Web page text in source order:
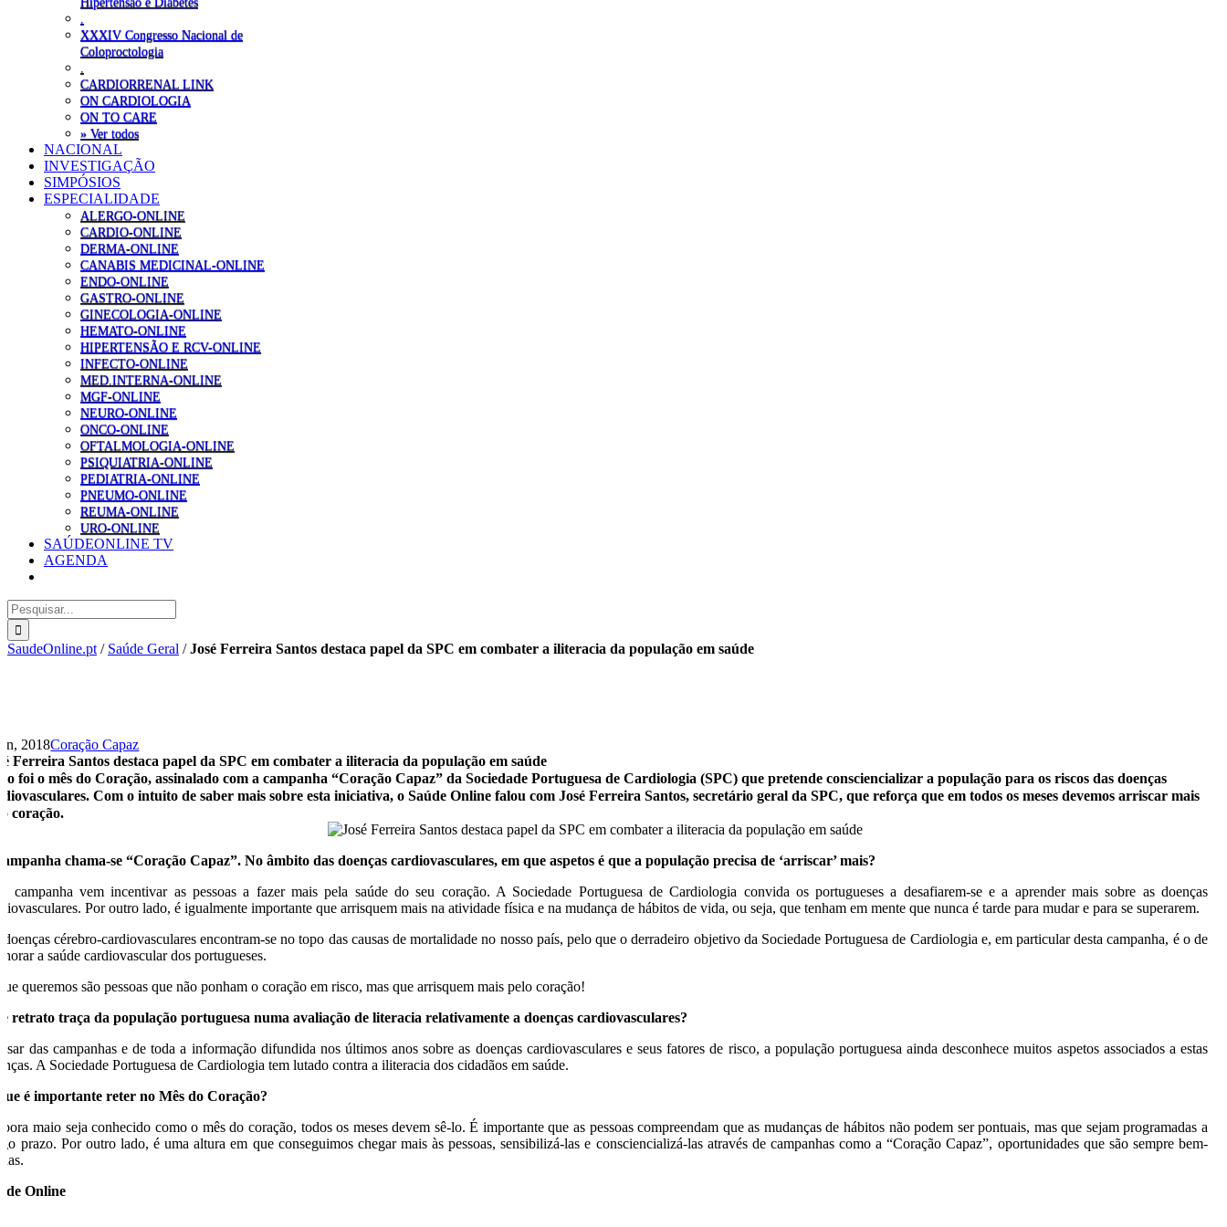
XXXIV Congresso Nacional de
Coloproctologia
CARDIORRENAL LINK
ON CARDIOLOGIA
ON TO CARE
» Ver todos
NACIONAL
INVESTIGAÇÃO
SIMPÓSIOS
ESPECIALIDADE
ALERGO-ONLINE
CARDIO-ONLINE
DERMA-ONLINE
CANABIS MEDICINAL-ONLINE
ENDO-ONLINE
GASTRO-ONLINE
GINECOLOGIA-ONLINE
HEMATO-ONLINE
HIPERTENSÃO E RCV-ONLINE
INFECTO-ONLINE
MED.INTERNA-ONLINE
MGF-ONLINE
NEURO-ONLINE
ONCO-ONLINE
OFTALMOLOGIA-ONLINE
PSIQUIATRIA-ONLINE
PEDIATRIA-ONLINE
PNEUMO-ONLINE
REUMA-ONLINE
URO-ONLINE
SAÚDEONLINE TV
AGENDA
Pesquisar
SaudeOnline.pt / Saúde Geral /José Ferreira Santos destaca papel da SPC em combater a iliteracia da população em saúde
2018Coração Capaz
Ferreira Santos destaca papel da SPC em combater a iliteracia da população em saúde
foi o mês do Coração, assinalado com a campanha “Coração Capaz” da Sociedade Portuguesa de Cardiologia (SPC) que pretende consciencializar a população para os riscos das doenças
Com o intuito de saber mais sobre esta iniciativa, o Saúde Online falou com José Ferreira Santos, secretário geral da SPC, que reforça que em todos os meses devemos arriscar mais
coração.
chama-se “Coração Capaz”. No âmbito das doenças cardiovasculares, em que aspetos é que a população precisa de ‘arriscar’ mais?
campanha vem incentivar as pessoas a fazer mais pela saúde do seu coração. A Sociedade Portuguesa de Cardiologia convida os portugueses a desafiarem-se e a aprender mais sobre as doenças
Por outro lado, é igualmente importante que arrisquem mais na atividade física e na mudança de hábitos de vida, ou seja, que tenham em mente que nunca é tarde para mudar e para se superarem.
cérebro-cardiovasculares encontram-se no topo das causas de mortalidade no nosso país, pelo que o derradeiro objetivo da Sociedade Portuguesa de Cardiologia e, em particular desta campanha, é o de
a saúde cardiovascular dos portugueses.
queremos são pessoas que não ponham o coração em risco, mas que arrisquem mais pelo coração!
retrato traça da população portuguesa numa avaliação de literacia relativamente a doenças cardiovasculares?
das campanhas e de toda a informação difundida nos últimos anos sobre as doenças cardiovasculares e seus fatores de risco, a população portuguesa ainda desconhece muitos aspetos associados a estas
A Sociedade Portuguesa de Cardiologia tem lutado contra a iliteracia dos cidadãos em saúde.
é importante reter no Mês do Coração?
maio seja conhecido como o mês do coração, todos os meses devem sê-lo. É importante que as pessoas compreendam que as mudanças de hábitos não podem ser pontuais, mas que sejam programadas a
prazo. Por outro lado, é uma altura em que conseguimos chegar mais às pessoas, sensibilizá-las e consciencializá-las através de campanhas como a “Coração Capaz”, oportunidades que são sempre bem-
Online